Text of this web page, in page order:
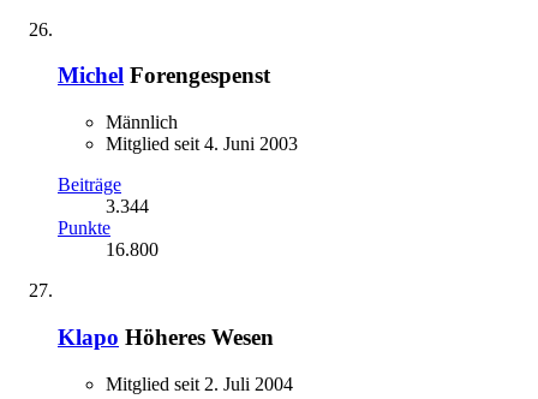
Michel Forengespenst
Männlich
Mitglied seit 4. Juni 2003
Beiträge
3.344
Punkte
16.800
Klapo Höheres Wesen
Mitglied seit 2. Juli 2004